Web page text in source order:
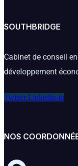
SOUTHBRIDGE
Cabinet de conseil
développement
Twitter Linkedin-in
NOS